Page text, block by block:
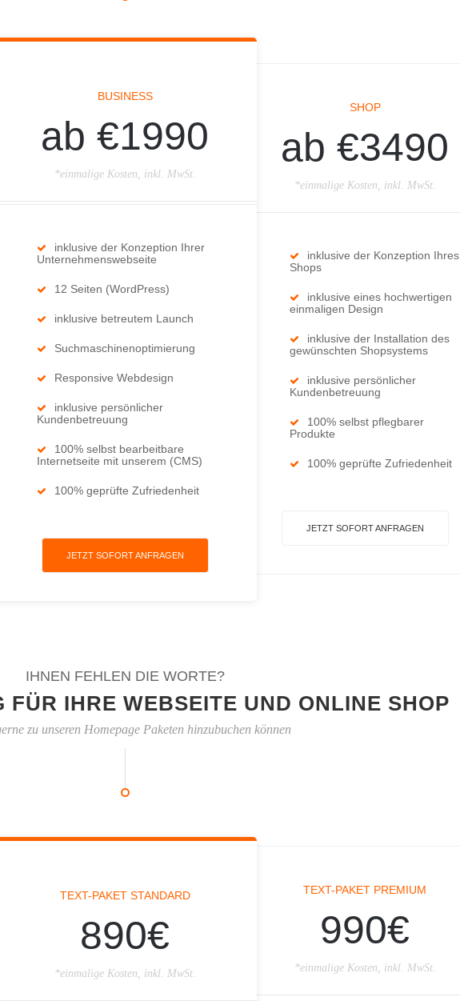
BUSINESS
ab €1990
*einmalige Kosten, inkl. MwSt.
inklusive der Konzeption Ihrer
Unternehmenswebseite
12 Seiten (WordPress)
inklusive betreutem Launch
Suchmaschinenoptimierung
Responsive Webdesign
inklusive persönlicher
Kundenbetreuung
100% selbst bearbeitbare
Internetseite mit unserem (CMS)
100% geprüfte Zufriedenheit
JETZT SOFORT ANFRAGEN
SHOP
ab €3490
*einmalige Kosten, inkl. MwSt.
inklusive der Konzeption Ihres
Shops
inklusive eines hochwertigen
einmaligen Design
inklusive der Installation des
gewünschten Shopsystems
inklusive persönlicher
Kundenbetreuung
100% selbst pflegbarer
Produkte
100% geprüfte Zufriedenheit
JETZT SOFORT ANFRAGEN
IHNEN FEHLEN DIE WORTE?
FÜR IHRE WEBSEITE UND ONLINE SHOP
zu unseren Homepage Paketen hinzubuchen können
TEXT-PAKET STANDARD
890€
*einmalige Kosten, inkl. MwSt.
TEXT-PAKET PREMIUM
990€
*einmalige Kosten, inkl. MwSt.